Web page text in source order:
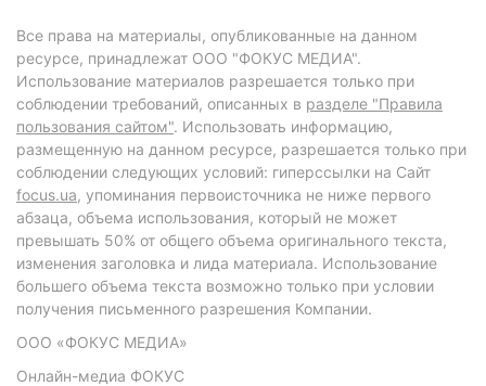
Все права на материалы, опубликованные на данном
ресурсе, принадлежат ООО "ФОКУС МЕДИА".
Использование материалов разрешается только при
соблюдении требований, описанных в разделе "Правила
пользования сайтом". Использовать информацию,
размещенную на данном ресурсе, разрешается только при
соблюдении следующих условий: гиперссылки на Сайт
focus.ua, упоминания первоисточника не ниже первого
абзаца, объема использования, который не может
превышать 50% от общего объема оригинального текста,
изменения заголовка и лида материала. Использование
большего объема текста возможно только при условии
получения письменного разрешения Компании.
ООО «ФОКУС МЕДИА»
Онлайн-медиа ФОКУС